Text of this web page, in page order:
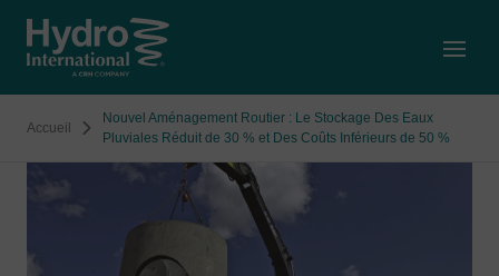
Accueil
Nouvel Aménagement Routier : Le Stockage Des Eaux
Pluviales Réduit de 30 % et Des Coûts Inférieurs de 50 %